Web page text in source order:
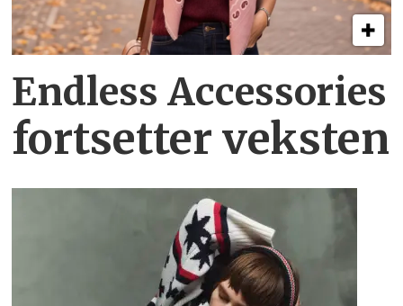
Endless Accessories
fortsetter veksten